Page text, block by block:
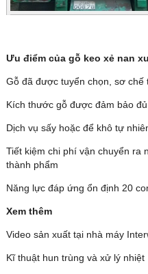
Ưu điểm của gỗ keo xẻ nan
Gỗ đã được tuyển chọn, sơ chế
Kích thước gỗ được đảm bảo
Dịch vụ sấy hoặc để khô tự
Tiết kiệm chi phí vận chuyển ra
thành phẩm
Năng lực đáp ứng ổn định 20
Xem thêm
Video sản xuất tại nhà máy
Kĩ thuật hun trùng và xử lý nhiệt